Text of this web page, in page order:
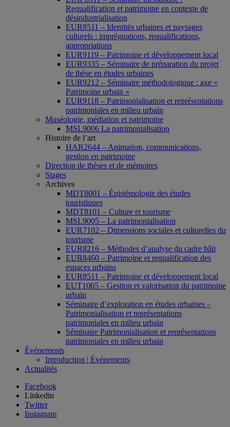
Requalification et patrimoine en contexte de
désindustrialisation
EUR8511 – Identités urbaines et paysages
culturels : imprégnations, requalifications,
appropriations
EUR9119 – Patrimoine et développement local
EUR9335 – Séminaire de préparation du projet
de thèse en études urbaines
EUR9212 – Séminaire méthodologique : axe «
Patrimoine urbain »
EUR9118 – Patrimonialisation et représentations
patrimoniales en milieu urbain
Muséologie, médiation et patrimoine
MSL9006 La patrimonialisation
Histoire de l’art
HAR2644 – Animation, communications,
gestion en patrimoine
Direction de thèses et de mémoires
Stages
Archives
MDT8001 – Épistémologie des études
touristiques
MDT8101 – Culture et tourisme
MSL9005 – La patrimonialisation
EUR7102 – Dimensions sociales et culturelles du
tourisme
EUR8216 – Méthodes d’analyse du cadre bâti
EUR8460 – Patrimoine et requalification des
espaces urbains
EUR8511 – Patrimoine et développement local
EUT1065 – Gestion et valorisation du patrimoine
urbain
Séminaire d’exploration en études urbaines –
Patrimonialisation et représentations
patrimoniales en milieu urbain
Séminaire Patrimonialisation et représentations
patrimoniales en milieu urbain
Événements
Introduction | Événements
Actualités
Facebook
Linkedin
Twitter
Instagram